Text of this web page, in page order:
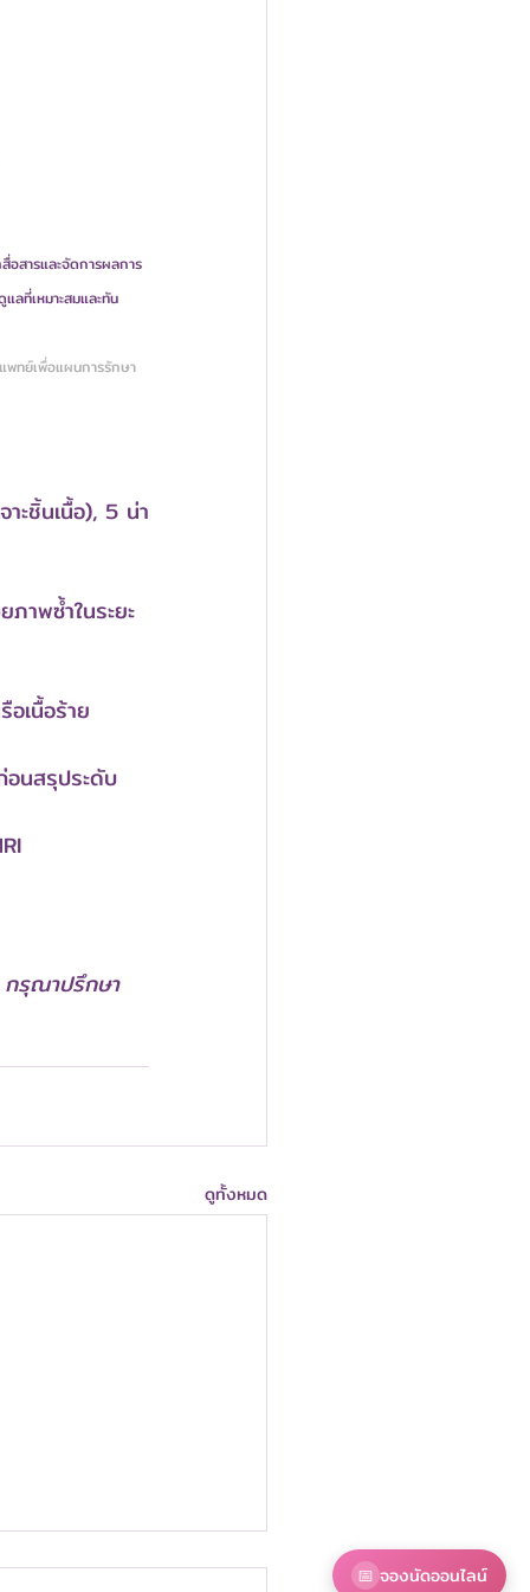
อสารและจัดการผลการ
ลที่เหมาะสมและทัน
พทย์เพื่อแผนการรักษา
ะชิ้นเนื้อ), 5 น่า
าพซ้ำในระยะ
อเนื้อร้าย
นสรุประดับ
กรุณาปรึกษา
ดูทั้งหมด
อก้อนที่เต้านม ทำอย่างไร? 📅 จองนัดออนไลน์